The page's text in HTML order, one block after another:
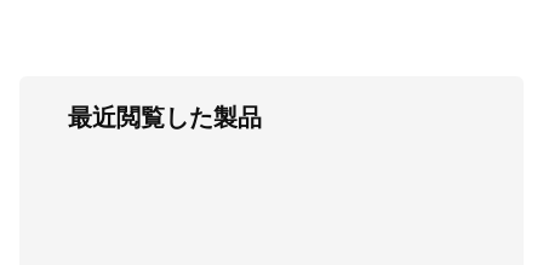
最近閲覧した製品